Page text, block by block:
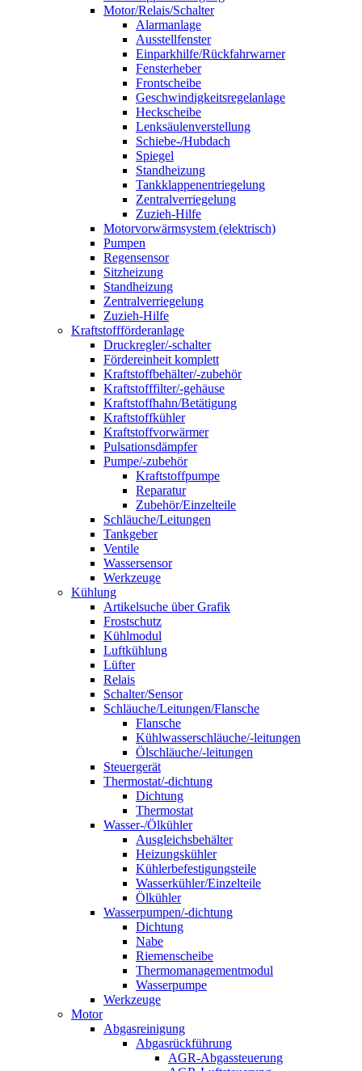
Motor/Relais/Schalter
Alarmanlage
Ausstellfenster
Einparkhilfe/Rückfahrwarner
Fensterheber
Frontscheibe
Geschwindigkeitsregelanlage
Heckscheibe
Lenksäulenverstellung
Schiebe-/Hubdach
Spiegel
Standheizung
Tankklappenentriegelung
Zentralverriegelung
Zuzieh-Hilfe
Motorvorwärmsystem (elektrisch)
Pumpen
Regensensor
Sitzheizung
Standheizung
Zentralverriegelung
Zuzieh-Hilfe
Kraftstoffförderanlage
Druckregler/-schalter
Fördereinheit komplett
Kraftstoffbehälter/-zubehör
Kraftstofffilter/-gehäuse
Kraftstoffhahn/Betätigung
Kraftstoffkühler
Kraftstoffvorwärmer
Pulsationsdämpfer
Pumpe/-zubehör
Kraftstoffpumpe
Reparatur
Zubehör/Einzelteile
Schläuche/Leitungen
Tankgeber
Ventile
Wassersensor
Werkzeuge
Kühlung
Artikelsuche über Grafik
Frostschutz
Kühlmodul
Luftkühlung
Lüfter
Relais
Schalter/Sensor
Schläuche/Leitungen/Flansche
Flansche
Kühlwasserschläuche/-leitungen
Ölschläuche/-leitungen
Steuergerät
Thermostat/-dichtung
Dichtung
Thermostat
Wasser-/Ölkühler
Ausgleichsbehälter
Heizungskühler
Kühlerbefestigungsteile
Wasserkühler/Einzelteile
Ölkühler
Wasserpumpen/-dichtung
Dichtung
Nabe
Riemenscheibe
Thermomanagementmodul
Wasserpumpe
Werkzeuge
Motor
Abgasreinigung
Abgasrückführung
AGR-Abgassteuerung